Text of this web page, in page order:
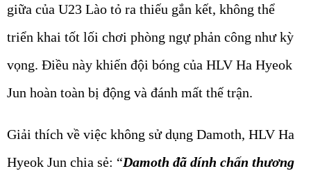
giữa của U23 Lào tỏ ra thiếu gắn kết, không thể
triển khai tốt lối chơi phòng ngự phản công như kỳ
vọng. Điều này khiến đội bóng của HLV Ha Hyeok
Jun hoàn toàn bị động và đánh mất thế trận.
Giải thích về việc không sử dụng Damoth, HLV Ha
Hyeok Jun chia sẻ: “Damoth đã dính chấn thương